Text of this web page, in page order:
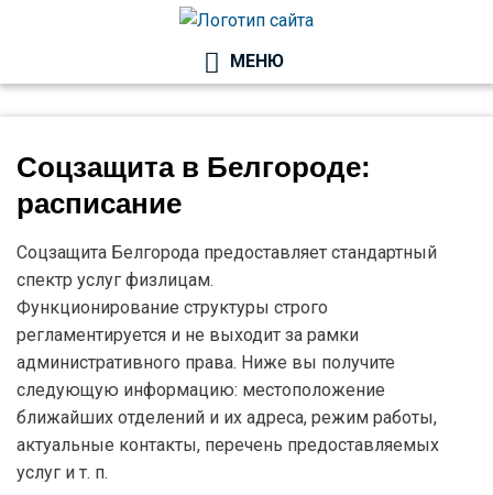
И УСЛУГИ
МЕНЮ
Соцзащита в Белгороде:
расписание
Соцзащита Белгорода предоставляет стандартный
спектр услуг физлицам.
Функционирование структуры строго
регламентируется и не выходит за рамки
административного права. Ниже вы получите
следующую информацию: местоположение
ближайших отделений и их адреса, режим работы,
актуальные контакты, перечень предоставляемых
услуг и т. п.